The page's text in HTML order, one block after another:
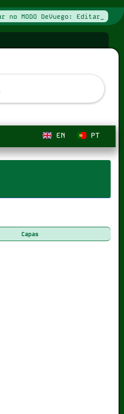
no MODO DeVuego: Editar_
PT
EN
Capas